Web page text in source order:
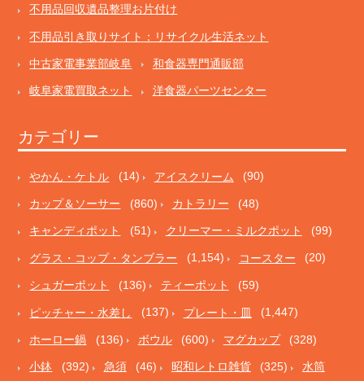
不用品回収遺品整理お片付け
不用品引き取りサイト：リサイクル生活ネット
中古家電事業部岐阜 和食器専門通販部
岐阜家電買取ネット 洋食器パーツセンター
カテゴリー
やかん・ケトル (14) アイスクリーム (90)
カップ＆ソーサー (860) カトラリー (48)
キャンディポット (51) クリーマー・ミルクポット (99)
グラス・コップ・タンブラー (1,154) コースター (20)
シュガーポット (136) ティーポット (59)
ピッチャー・水差し (137) プレート・皿 (1,447)
ホーロー鍋 (136) ボウル (600) マグカップ (328)
小鉢 (392) 急須 (46) 昭和レトロ雑貨 (325) 水筒